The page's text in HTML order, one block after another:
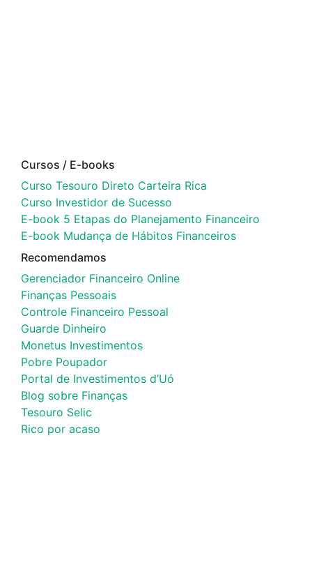
Cursos / E-books
Curso Tesouro Direto Carteira Rica
Curso Investidor de Sucesso
E-book 5 Etapas do Planejamento Financeiro
E-book Mudança de Hábitos Financeiros
Recomendamos
Gerenciador Financeiro Online
Finanças Pessoais
Controle Financeiro Pessoal
Guarde Dinheiro
Monetus Investimentos
Pobre Poupador
Portal de Investimentos d’Uó
Blog sobre Finanças
Tesouro Selic
Rico por acaso